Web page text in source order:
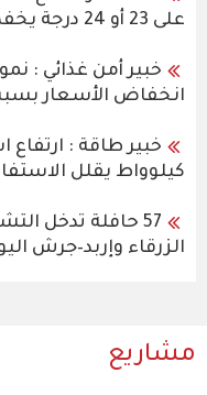
على 23 أو 24 درجة يخفض استهلاك الكهرباء
خبير أمن غذائي :
انخفاض الأسعار بسبب
كيلوواط يقلل
57 حافلة تدخل
الزرقاء وإربد–جرش
مشاريع